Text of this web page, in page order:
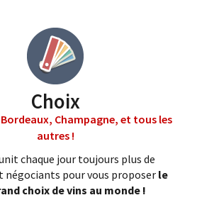
Choix
Champagne, et tous les
autres !
chaque jour toujours plus de
négociants pour vous proposer le
choix de vins au monde !